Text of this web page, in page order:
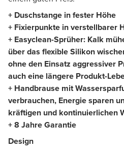
+ Duschstange in fester Höhe
+ Fixierpunkte in verstellbarer
+ Easyclean-Sprüher: Kalk
über das flexible Silikon
ohne den Einsatz aggressiver
auch eine längere Produkt-
+ Handbrause mit
verbrauchen, Energie sparen
kräftigen und kontinuierlichen
+ 8 Jahre Garantie
Design